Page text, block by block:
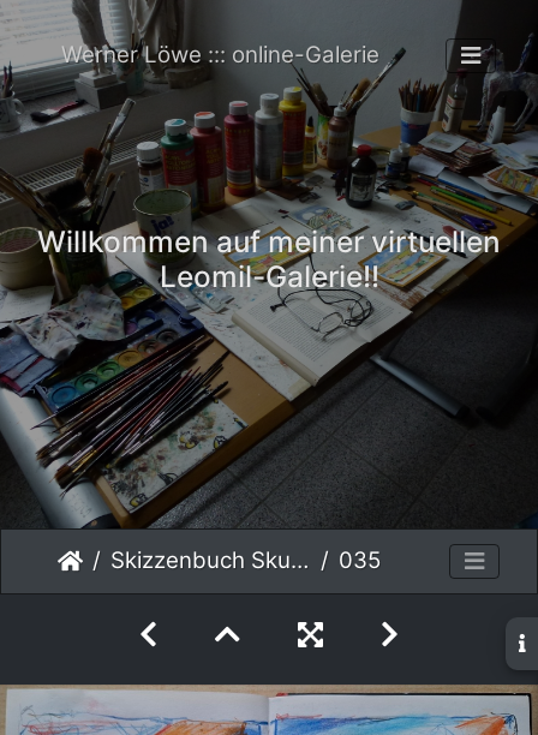
Werner Löwe ::: online-Galerie
Willkommen auf meiner virtuellen
Leomil-Galerie!!
Skizzenbuch Skurril 035